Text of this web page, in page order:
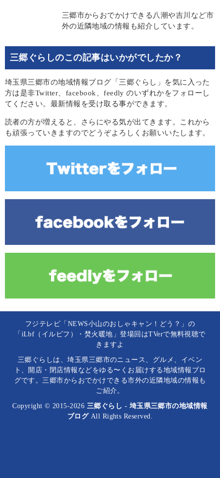
三郷市からおでかけできる八潮や吉川など市
外の近隣地域の情報も紹介しています。
三郷ぐらしのこの記事はいかがでしたか？
埼玉県三郷市の地域情報ブログ「三郷ぐらし」を気に入った
方は是非Twitter、facebook、feedly のいずれかをフォローし
てください。最新情報を受け取る事ができます。
読者の方が増えると、さらにやる気が出てきます。これから
も頑張っていきますのでどうぞよろしくお願いいたします。
フジテレビ「NEWS小山のおしゃキャン！どう？」の
「iLbf（イルビフ）・焚火暖地」登場回はTVerで無料視聴で
きますよ
三郷ぐらしは、埼玉県三郷市のニュース、グルメ、イベン
ト、開店・閉店情報などをゆる〜くお届けする地域情報ブロ
グです。三郷市からおでかけできる市外の近隣地域の情報も
ご紹介。
Copyright © 2015-2026 三郷ぐらし - 埼玉県三郷市の地域情報
ブログAll Rights Reserved.